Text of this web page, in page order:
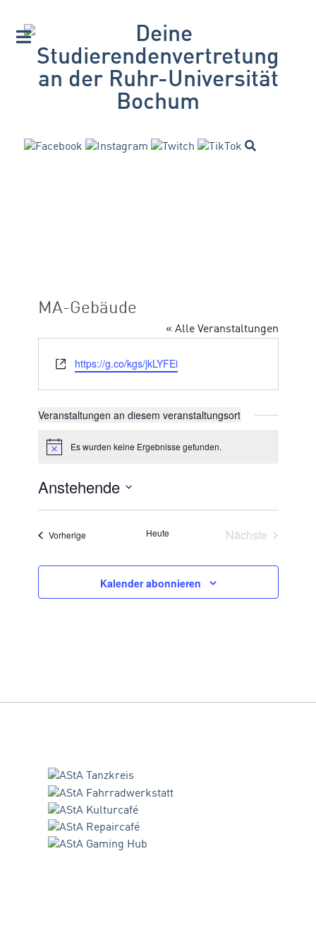
MA-Gebäude
« Alle Veranstaltungen
Webseitehttps://g.co/kgs/jkLYFEi
Veranstaltungen an diesem veranstaltungsort
HinweisEs wurden keine Ergebnisse gefunden.
Anstehende
VorherigeVeranstaltungenHeute Nächste
Kalender abonnieren